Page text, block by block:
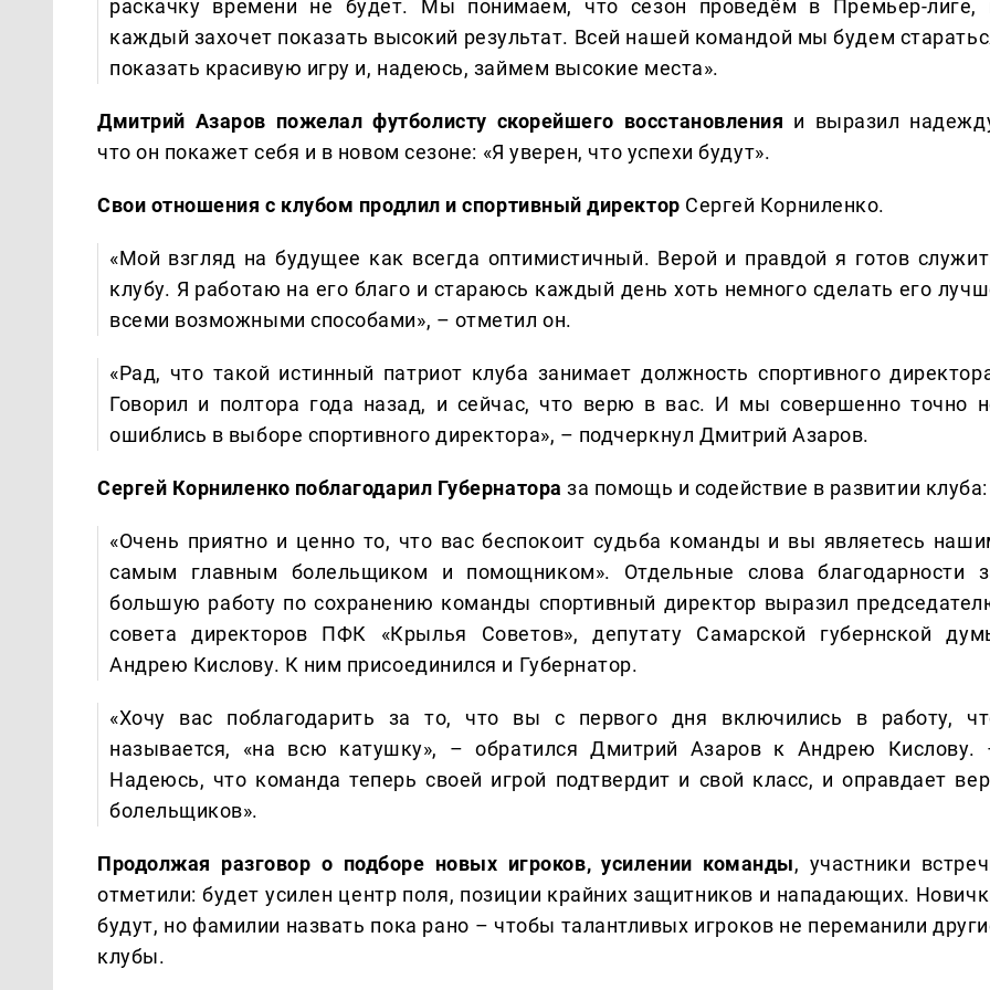
раскачку времени не будет. Мы понимаем, что сезон проведём в Премьер-лиге,
каждый захочет показать высокий результат. Всей нашей командой мы будем
показать красивую игру и, надеюсь, займем высокие места».
Дмитрий Азаров пожелал футболисту скорейшего восстановления и выразил
что он покажет себя и в новом сезоне: «Я уверен, что успехи будут».
Свои отношения с клубом продлил и спортивный директор Сергей Корниленко.
«Мой взгляд на будущее как всегда оптимистичный. Верой и правдой я готов
клубу. Я работаю на его благо и стараюсь каждый день хоть немного сделать его
всеми возможными способами», – отметил он.
«Рад, что такой истинный патриот клуба занимает должность спортивного
Говорил и полтора года назад, и сейчас, что верю в вас. И мы совершенно точно
ошиблись в выборе спортивного директора», – подчеркнул Дмитрий Азаров.
Сергей Корниленко поблагодарил Губернатора за помощь и содействие в развитии клуба:
«Очень приятно и ценно то, что вас беспокоит судьба команды и вы являетесь
самым главным болельщиком и помощником». Отдельные слова благодарности
большую работу по сохранению команды спортивный директор выразил
совета директоров ПФК «Крылья Советов», депутату Самарской губернской
Андрею Кислову. К ним присоединился и Губернатор.
«Хочу вас поблагодарить за то, что вы с первого дня включились в работу,
называется, «на всю катушку», – обратился Дмитрий Азаров к Андрею Кислову.
Надеюсь, что команда теперь своей игрой подтвердит и свой класс, и оправдает
болельщиков».
Продолжая разговор о подборе новых игроков, усилении команды, участники
отметили: будет усилен центр поля, позиции крайних защитников и нападающих.
будут, но фамилии назвать пока рано – чтобы талантливых игроков не переманили
клубы.